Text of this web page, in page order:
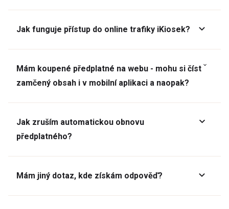
Jak funguje přístup do online trafiky iKiosek?
Mám koupené předplatné na webu - mohu si číst
zamčený obsah i v mobilní aplikaci a naopak?
Jak zruším automatickou obnovu
předplatného?
Mám jiný dotaz, kde získám odpověď?